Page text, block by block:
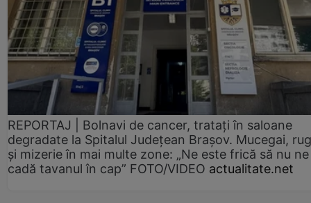
REPORTAJ | Bolnavi de cancer, tratați în saloane
degradate la Spitalul Județean Brașov. Mucegai,
și mizerie în mai multe zone: „Ne este frică să nu ne
cadă tavanul în cap” FOTO/VIDEO actualitate.net